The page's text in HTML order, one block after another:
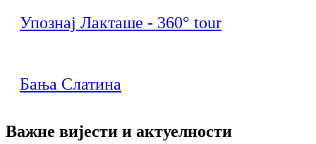
Упознај Лакташе - 360° tour
Бања Слатина
Важне вијести и актуелности